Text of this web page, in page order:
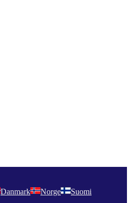
Danmark Norge Suomi